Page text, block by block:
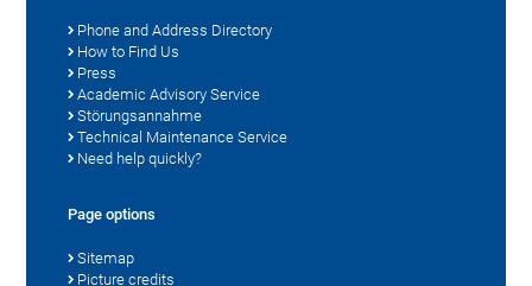
Phone and Address Directory
How to Find Us
Press
Academic Advisory Service
Störungsannahme
Technical Maintenance Service
Need help quickly?
Page options
Sitemap
Picture credits